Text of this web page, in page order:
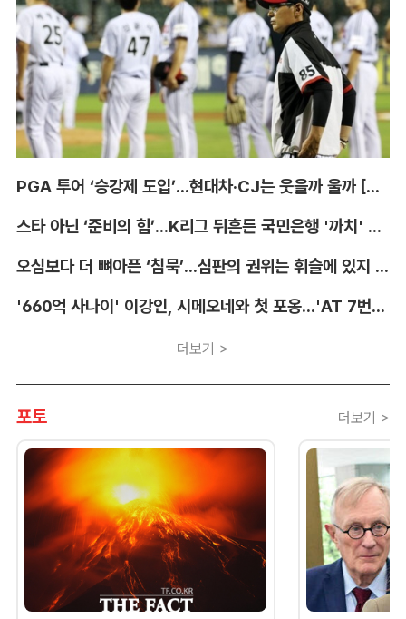
PGA 투어 ‘승강제 도입’...현대차·CJ는 웃을까 울까 [박호윤의 IN&OUT]
스타 아닌 ‘준비의 힘’...K리그 뒤흔든 국민은행 '까치' 사단 [이영규의 비욘더매치]
오심보다 더 뼈아픈 ‘침묵’...심판의 권위는 휘슬에 있지 않다 [박순규의 창]
'660억 사나이' 이강인, 시메오네와 첫 포옹...'AT 7번' 데뷔 초읽기
더보기 >
포토 더보기 >